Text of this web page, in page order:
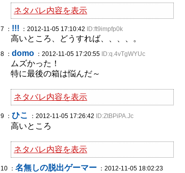
ネタバレ内容を表示
7 ： !!! ：2012-11-05 17:10:42 ID:ft9impfp0k
高いところ、どうすれば、、、、。
8 ： domo ：2012-11-05 17:20:55 ID:q.4vTgWYUc
ムズかった！
特に最後の箱は悩んだ～
ネタバレ内容を表示
9 ： ひこ ：2012-11-05 17:26:42 ID:ZtBPiPA.Jc
高いところ
ネタバレ内容を表示
10 ： 名無しの脱出ゲーマー ：2012-11-05 18:02:23